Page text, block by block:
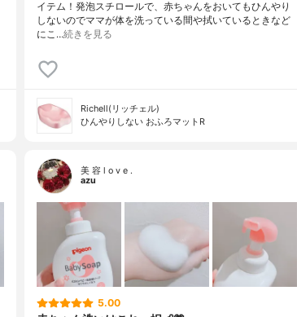
イテム！発泡スチロールで、赤ちゃんをおいてもひんやり
しないのでママが体を洗っている間や拭いているときなど
にこ…続きを見る
Richell(リッチェル)
ひんやりしない おふろマットR
美 容 l o v e .
azu
5.00